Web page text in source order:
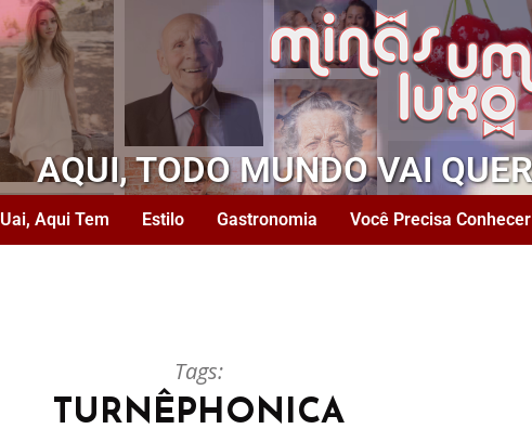
AQUI, TODO MUNDO VAI
Uai, Aqui Tem Estilo Gastronomia Você Precisa Conhecer
Tags:
TURNÊPHONICA